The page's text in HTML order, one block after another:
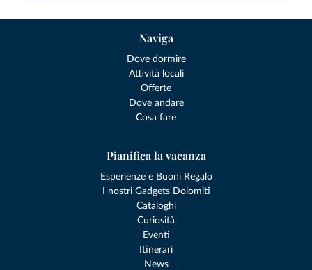
Naviga
Dove dormire
Attività locali
Offerte
Dove andare
Cosa fare
Pianifica la vacanza
Esperienze e Buoni Regalo
I nostri Gadgets Dolomiti
Cataloghi
Curiosità
Eventi
Itinerari
News